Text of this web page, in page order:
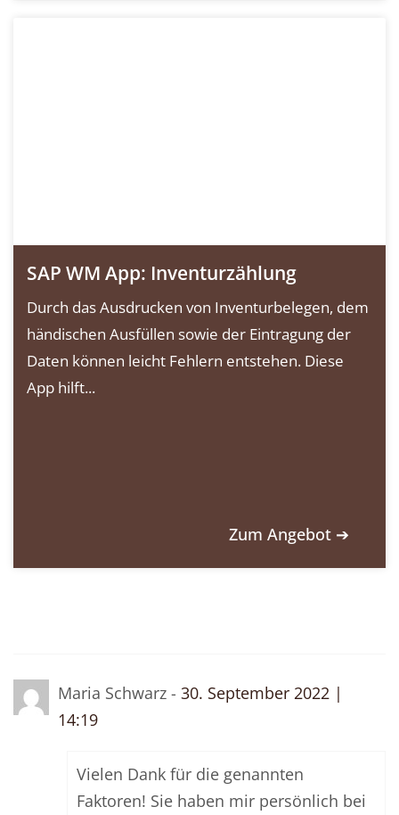
SAP WM App: Inventurzählung
Durch das Ausdrucken von Inventurbelegen, dem
händischen Ausfüllen sowie der Eintragung der
Daten können leicht Fehlern entstehen. Diese
App hilft...
Zum Angebot ➔
Maria Schwarz - 30. September 2022 |
14:19
Vielen Dank für die genannten
Faktoren! Sie haben mir persönlich bei